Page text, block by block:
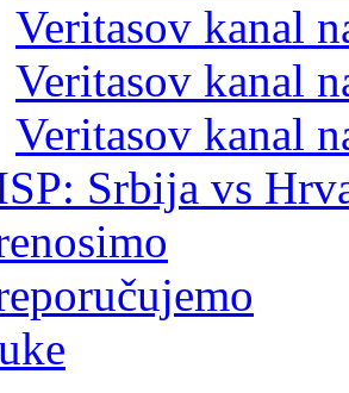
Veritasov kanal
Veritasov kanal
Veritasov kanal
Srbija vs